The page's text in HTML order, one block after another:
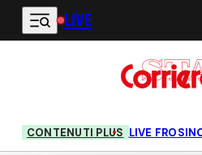
Vai al contenuto principale
LIVE
CONTENUTI PLUS LIVE